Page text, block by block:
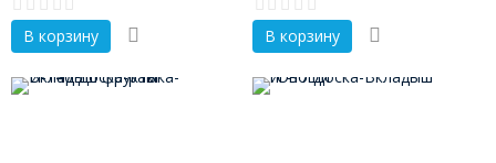
В корзину В корзину